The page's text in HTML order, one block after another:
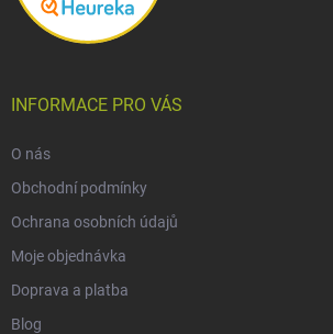
INFORMACE PRO VÁS
O nás
Obchodní podmínky
Ochrana osobních údajů
Moje objednávka
Doprava a platba
Blog